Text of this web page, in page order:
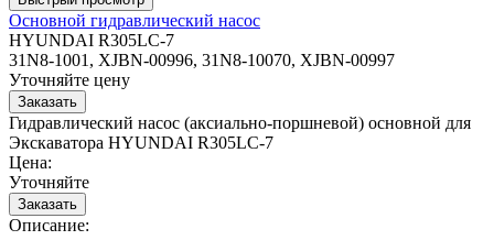
Основной гидравлический насос
HYUNDAI R305LC-7
31N8-1001, XJBN-00996, 31N8-10070, XJBN-00997
Уточняйте цену
Гидравлический насос (аксиально-поршневой) основной для
Экскаватора HYUNDAI R305LC-7
Цена:
Уточняйте
Описание: